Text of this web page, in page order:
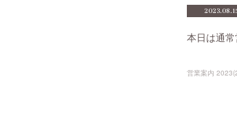
本日は通
営業案内 2023(